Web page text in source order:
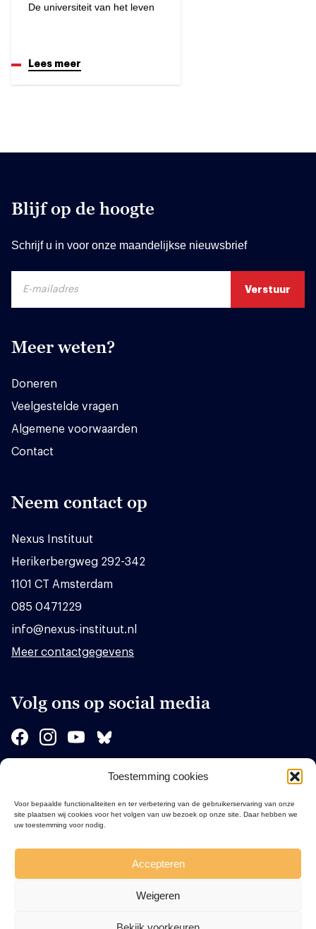
Toestemming cookies
Voor bepaalde functionaliteiten en ter verbetering van de gebruikerservaring van onze
site plaatsen wij cookies voor het volgen van uw bezoek op onze site. Daar hebben we
uw toestemming voor nodig.
Accepteren
Weigeren
De universiteit van het leven
Lees meer
Blijf op de hoogte
Schrijf u in voor onze maandelijkse nieuwsbrief
Meer weten?
Doneren
Veelgestelde vragen
Algemene voorwaarden
Contact
Neem contact op
Nexus Instituut
Herikerbergweg 292-342
1101 CT Amsterdam
085 0471229
info@nexus-instituut.nl
Meer contactgegevens
Volg ons op social media